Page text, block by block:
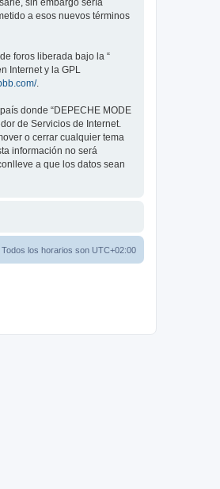
sin embargo sería
a esos nuevos términos
foros liberada bajo la “
Internet y la GPL
.
donde “DEPECHE MODE
de Servicios de Internet.
o cerrar cualquier tema
información no será
a que los datos sean
Todos los horarios son UTC+02:00